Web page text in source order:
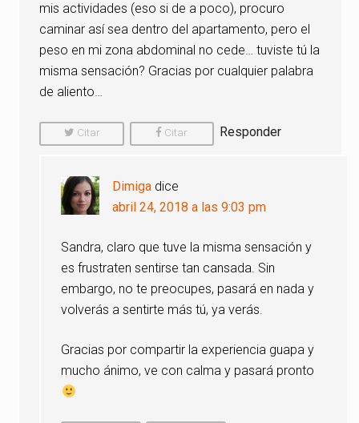
mis actividades (eso si de a poco), procuro
caminar así sea dentro del apartamento, pero el
peso en mi zona abdominal no cede… tuviste tú la
misma sensación? Gracias por cualquier palabra
de aliento…
Citar
Comentario
Citar
Comentario
Responder
Dimiga dice
abril 24, 2018 a las 9:03 pm
Sandra, claro que tuve la misma sensación y
es frustraten sentirse tan cansada. Sin
embargo, no te preocupes, pasará en nada y
volverás a sentirte más tú, ya verás.
Gracias por compartir la experiencia guapa y
mucho ánimo, ve con calma y pasará pronto